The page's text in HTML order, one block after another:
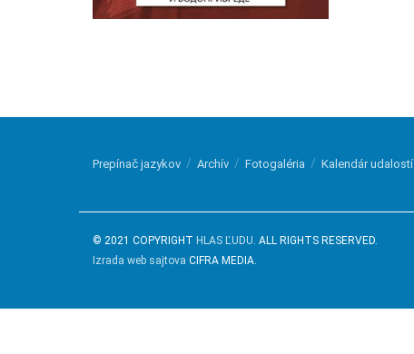
Prepínač jazykov Archív Fotogaléria Kalendár udalostí
© 2021 COPYRIGHT HLAS ĽUDU. ALL RIGHTS RESERVED.
Izrada web sajtova CIFRA MEDIA.